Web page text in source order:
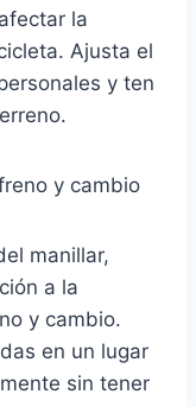
la
Ajusta el
y ten
y cambio
manillar,
a la
y cambio.
en un lugar
sin tener